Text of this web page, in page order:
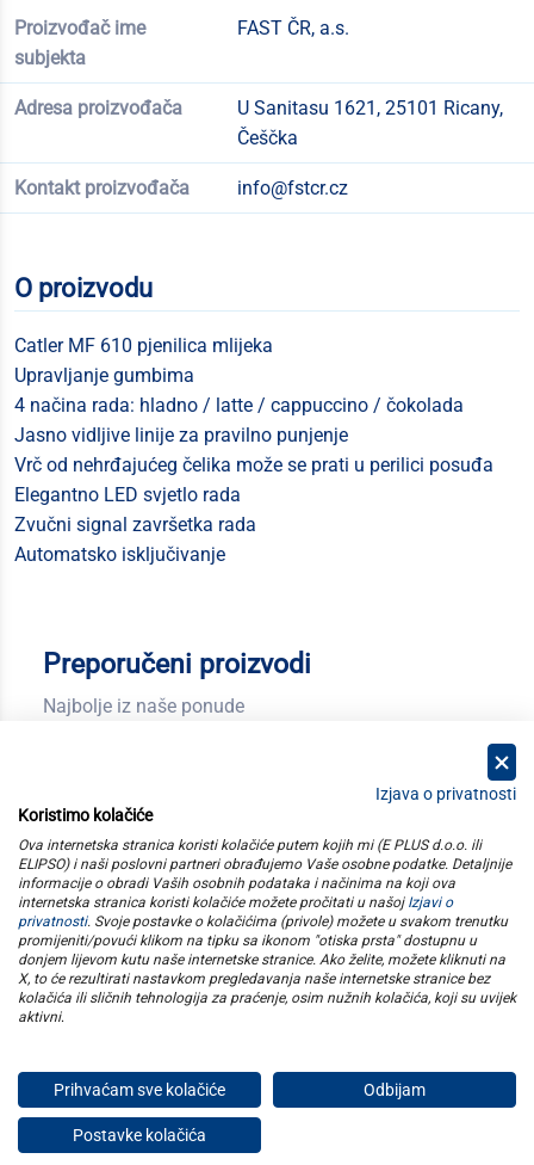
Proizvođač ime
subjekta
FAST ČR, a.s.
Adresa proizvođača
U Sanitasu 1621, 25101 Ricany,
Češčka
Kontakt proizvođača info@fstcr.cz
O proizvodu
Catler MF 610 pjenilica mlijeka
Upravljanje gumbima
4 načina rada: hladno / latte / cappuccino / čokolada
Jasno vidljive linije za pravilno punjenje
Vrč od nehrđajućeg čelika može se prati u perilici posuđa
Elegantno LED svjetlo rada
Zvučni signal završetka rada
Automatsko isključivanje
Preporučeni proizvodi
Najbolje iz naše ponude
kategorije
elipso
informacije
pratite nas
E plus d.o.o. © Copyright 2026
Izjava o privatnosti
Koristimo kolačiće
Ova internetska stranica koristi kolačiće putem kojih mi (E PLUS d.o.o. ili
ELIPSO) i naši poslovni partneri obrađujemo Vaše osobne podatke. Detaljnije
informacije o obradi Vaših osobnih podataka i načinima na koji ova
internetska stranica koristi kolačiće možete pročitati u našoj Izjavi o
privatnosti. Svoje postavke o kolačićima (privole) možete u svakom trenutku
promijeniti/povući klikom na tipku sa ikonom "otiska prsta" dostupnu u
donjem lijevom kutu naše internetske stranice. Ako želite, možete kliknuti na
X, to će rezultirati nastavkom pregledavanja naše internetske stranice bez
kolačića ili sličnih tehnologija za praćenje, osim nužnih kolačića, koji su uvijek
aktivni.
Prihvaćam sve kolačiće Odbijam
Postavke kolačića